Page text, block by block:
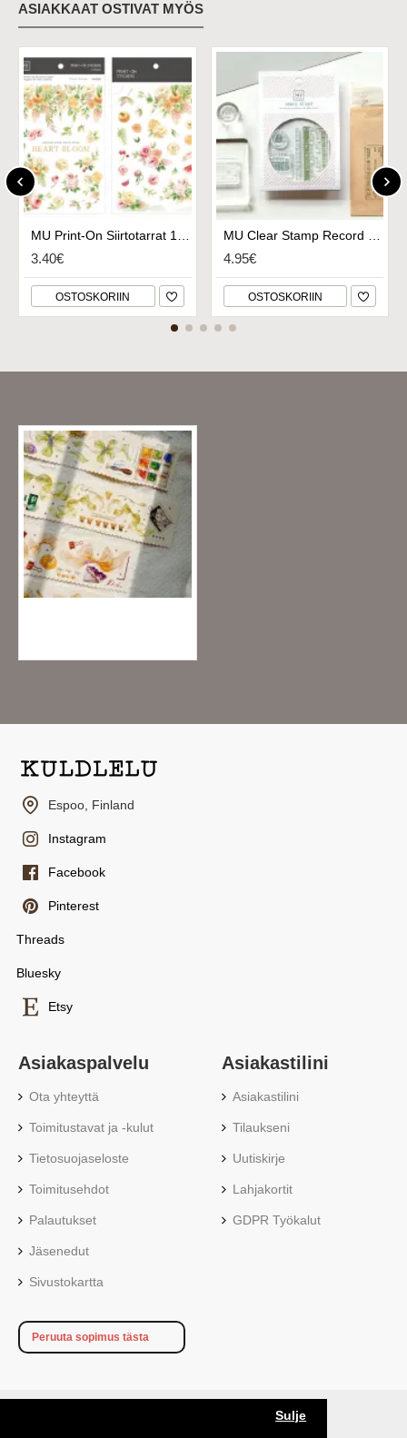
Sulje
ASIAKKAAT OSTIVAT MYÖS
3.40€
OSTOSKORIIN
4.95€
OSTOSKORIIN
Espoo, Finland
Instagram
Facebook
Pinterest
Threads
Bluesky
Etsy
Asiakaspalvelu
Ota yhteyttä
Toimitustavat ja -kulut
Tietosuojaseloste
Toimitusehdot
Palautukset
Jäsenedut
Sivustokartta
Peruuta sopimus tästa
Asiakastilini
Asiakastilini
Tilaukseni
Uutiskirje
Lahjakortit
GDPR Työkalut